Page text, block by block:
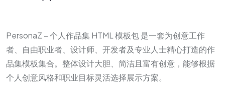
PersonaZ – 个人作品集 HTML 模板包 是一套为创意工作
者、自由职业者、设计师、开发者及专业人士精心打造的作
品集模板集合。整体设计大胆、简洁且富有创意，能够根据
个人创意风格和职业目标灵活选择展示方案。